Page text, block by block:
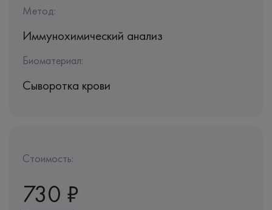
Метод:
Иммунохимический анализ
Биоматериал:
Сыворотка крови
Стоимость:
730 ₽